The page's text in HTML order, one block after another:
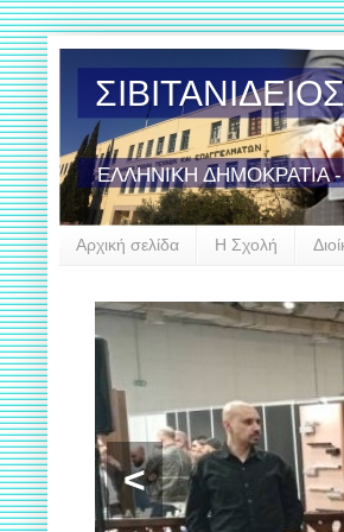
ΕΛΛΗΝΙΚΗ ΔΗΜΟΚΡΑΤΙΑ
Αρχική σελίδα Η Σχολή
<